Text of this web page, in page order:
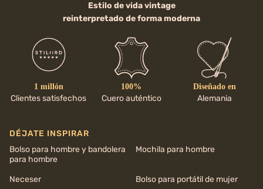
Estilo de vida vintage
reinterpretado de forma moderna
1 millón
Clientes satisfechos
100%
Cuero auténtico
Diseñado en
Alemania
DÉJATE INSPIRAR
Bolso para hombre y bandolera
para hombre
Mochila para hombre
Neceser
Bolso para portátil de mujer